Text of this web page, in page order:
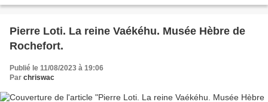
Pierre Loti. La reine Vaékéhu. Musée Hèbre de
Rochefort.
Publié le 11/08/2023 à 19:06
Par chriswac